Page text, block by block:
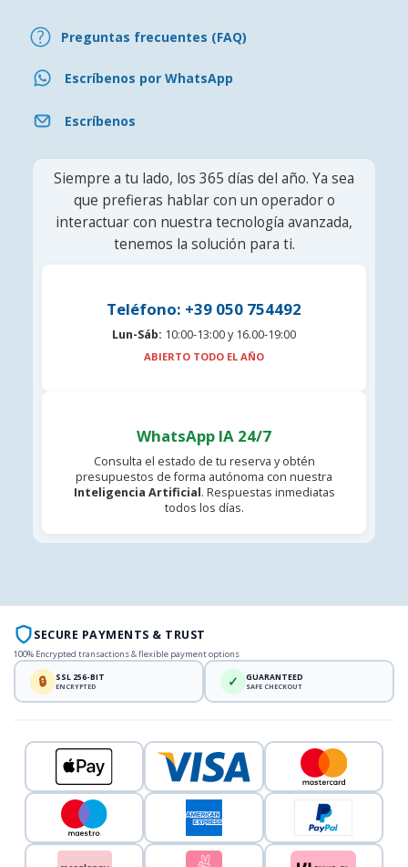
Preguntas frecuentes (FAQ)
Escríbenos por WhatsApp
Escríbenos
Siempre a tu lado, los 365 días del año. Ya sea
que prefieras hablar con un operador o
interactuar con nuestra tecnología avanzada,
tenemos la solución para ti.
Teléfono: +39 050 754492
Lun-Sáb: 10:00-13:00 y 16.00-19:00
ABIERTO TODO EL AÑO
WhatsApp IA 24/7
Consulta el estado de tu reserva y obtén
presupuestos de forma autónoma con nuestra
Inteligencia Artificial. Respuestas inmediatas
todos los días.
SECURE PAYMENTS & TRUST
100% Encrypted transactions & flexible payment options
🔒 SSL 256-BIT
ENCRYPTED ✓ GUARANTEED
SAFE CHECKOUT